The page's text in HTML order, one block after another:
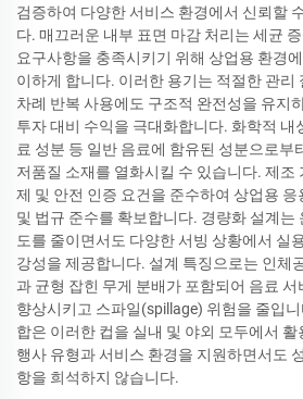
검증하여 다양한 서비스 환경에서 신뢰할
다. 매끄러운 내부 표면 마감 처리는 세균
요구사항을 충족시키기 위해 상업용 환경
이하게 합니다. 이러한 용기는 적절한 관리
차례 반복 사용에도 구조적 완전성을 유지
투자 대비 수익을 극대화합니다. 화학적 내
료 성분 등 일반 음료에 함유된 성분으로부
저품질 소재를 열화시킬 수 있습니다. 제조
제 및 안전 인증 요건을 준수하여 상업용
및 법규 준수를 확보합니다. 경량화 설계는
도를 줄이면서도 다양한 서빙 상황에서 실
강성을 제공합니다. 설계 특징으로는 인체
과 균형 잡힌 무게 분배가 포함되어 음료
향상시키고 스파일(spillage) 위험을 줄입
합은 이러한 컵을 실내 및 야외 모두에서
행사 유형과 서비스 환경을 지원하면서도
항을 희석하지 않습니다.